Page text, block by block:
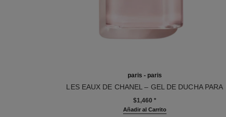
paris - paris
LES EAUX DE CHANEL – GEL DE DUCHA PARA
CUERPO Y CABELLO
$1,460 *
Añadir al Carrito